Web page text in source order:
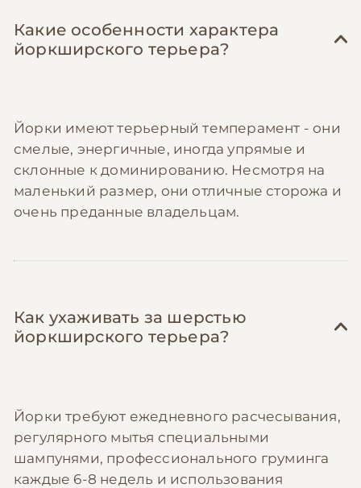
Какие особенности характера
йоркширского терьера?
Йорки имеют терьерный темперамент - они
смелые, энергичные, иногда упрямые и
склонные к доминированию. Несмотря на
маленький размер, они отличные сторожа и
очень преданные владельцам.
Как ухаживать за шерстью
йоркширского терьера?
Йорки требуют ежедневного расчесывания,
регулярного мытья специальными
шампунями, профессионального груминга
каждые 6-8 недель и использования